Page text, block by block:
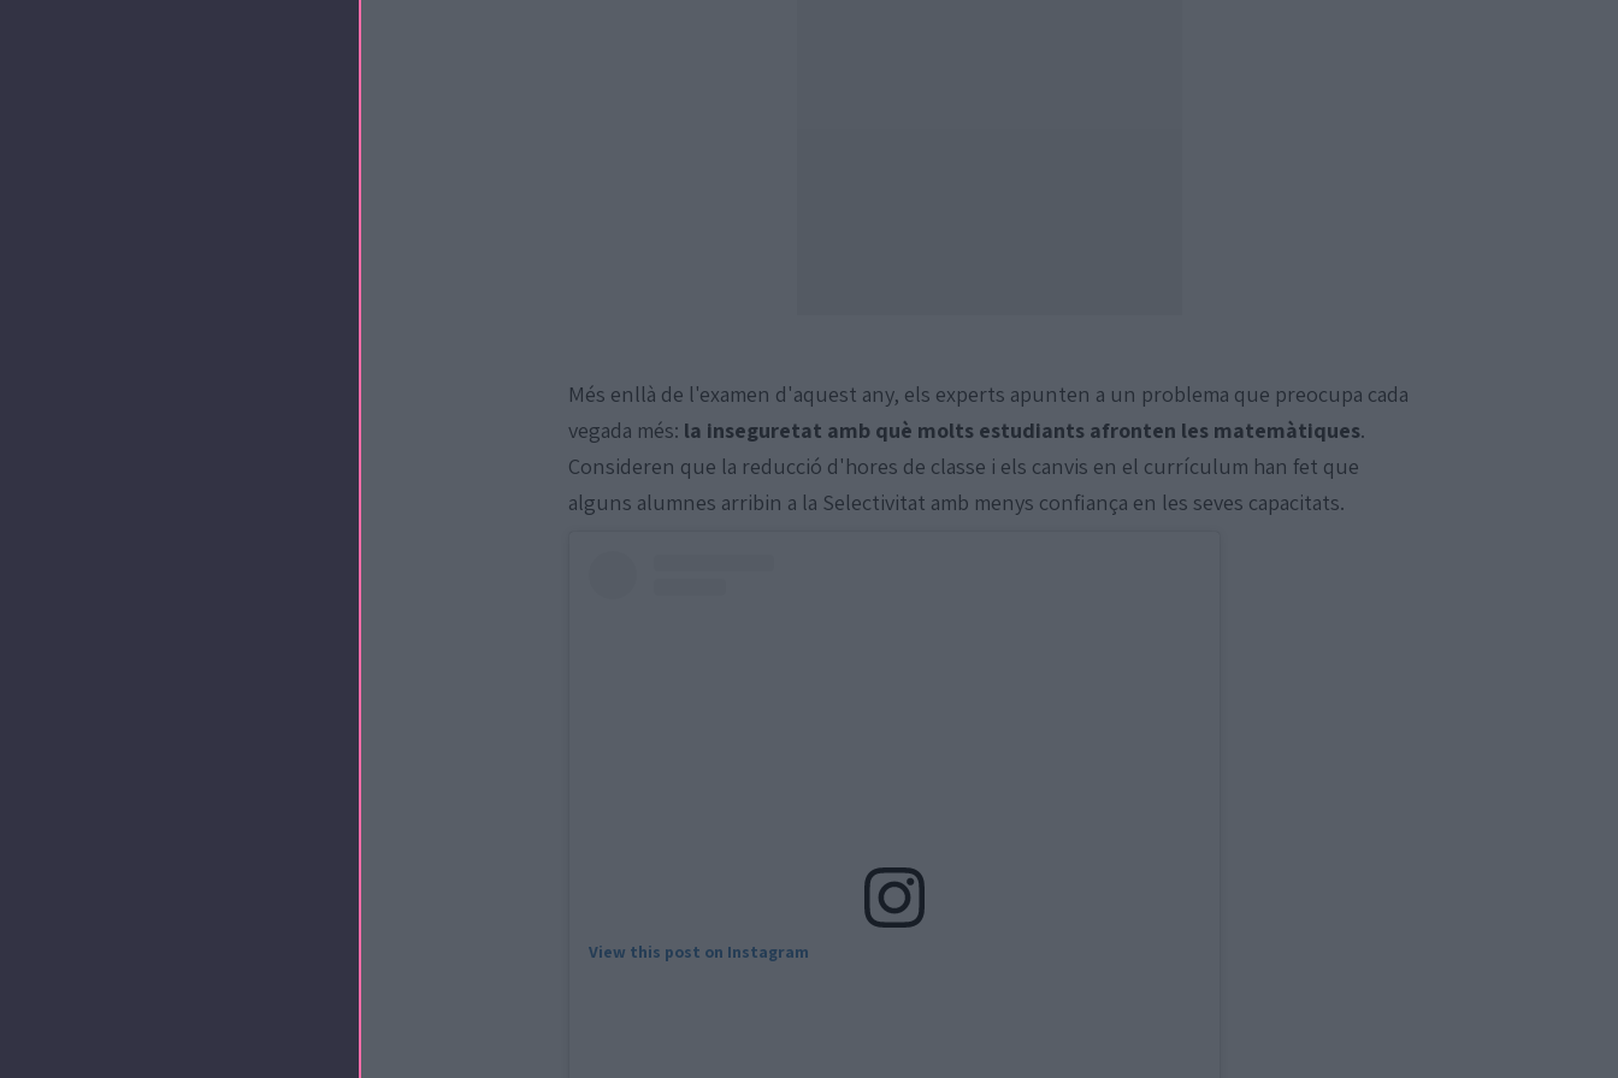
Més enllà de l'examen d'aquest any, els experts apunten a un problema que preocupa cada
vegada més: la inseguretat amb què molts estudiants afronten les matemàtiques.
Consideren que la reducció d'hores de classe i els canvis en el currículum han fet que
alguns alumnes arribin a la Selectivitat amb menys confiança en les seves capacitats.
View this post on Instagram